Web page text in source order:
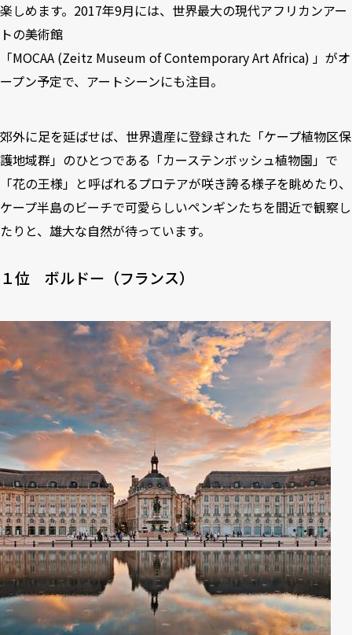
楽しめます。2017年9月には、世界最大の現代アフリカンアー
トの美術館
「MOCAA (Zeitz Museum of Contemporary Art Africa) 」がオ
ープン予定で、アートシーンにも注目。
郊外に足を延ばせば、世界遺産に登録された「ケープ植物区保
護地域群」のひとつである「カーステンボッシュ植物園」で
「花の王様」と呼ばれるプロテアが咲き誇る様子を眺めたり、
ケープ半島のビーチで可愛らしいペンギンたちを間近で観察し
たりと、雄大な自然が待っています。
１位 ボルドー（フランス）